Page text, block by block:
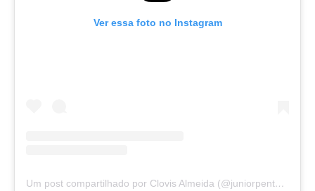
Ver essa foto no Instagram
Um post compartilhado por Clovis Almeida (@juniorpentecoste01)